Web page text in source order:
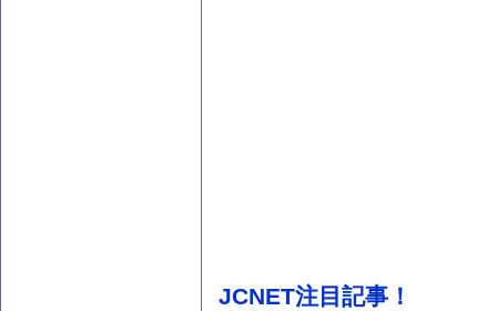
JCNET注目記事！